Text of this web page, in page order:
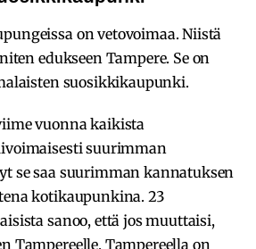
on vetovoimaa. Niistä
edukseen Tampere. Se on
suosikkikaupunki.
vuonna kaikista
suurimman
se saa suurimman kannatuksen
kotikaupunkina. 23
sanoo, että jos muuttaisi,
Tampereelle. Tampereella on